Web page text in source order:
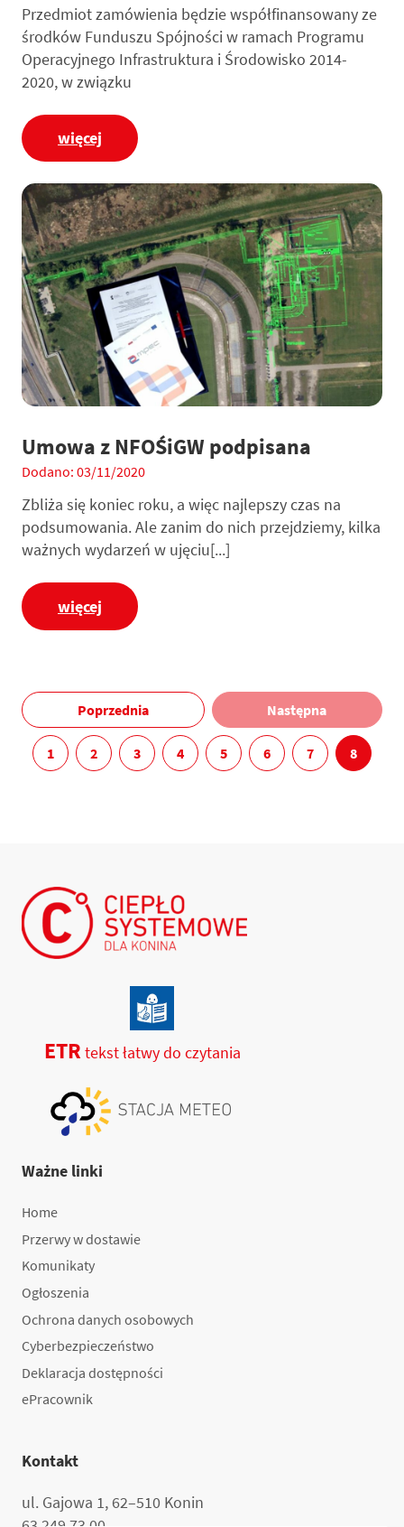
Przedmiot zamówienia będzie współfinansowany ze
środków Funduszu Spójności w ramach Programu
Operacyjnego Infrastruktura i Środowisko 2014-
2020, w związku
więcej
Umowa z NFOŚiGW podpisana
Dodano: 03/11/2020
Zbliża się koniec roku, a więc najlepszy czas na
podsumowania. Ale zanim do nich przejdziemy, kilka
ważnych wydarzeń w ujęciu[...]
więcej
Poprzednia Następna
1 2 3 4 5 6 7 8
ETR tekst łatwy do czytania
Ważne linki
Home
Przerwy w dostawie
Komunikaty
Ogłoszenia
Ochrona danych osobowych
Cyberbezpieczeństwo
Deklaracja dostępności
ePracownik
Kontakt
ul. Gajowa 1, 62–510 Konin